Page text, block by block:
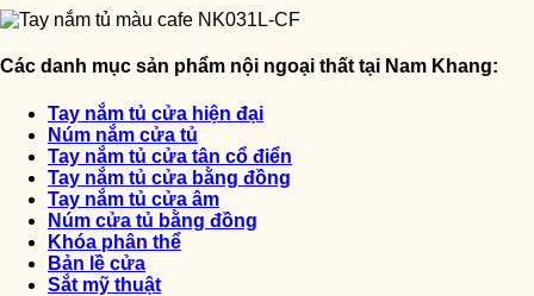
Các danh mục sản phẩm nội ngoại thất tại Nam Khang:
Tay nắm tủ cửa hiện đại
Núm nắm cửa tủ
Tay nắm tủ cửa tân cổ điển
Tay nắm tủ cửa bằng đồng
Tay nắm tủ cửa âm
Núm cửa tủ bằng đồng
Khóa phân thể
Bản lề cửa
Sắt mỹ thuật